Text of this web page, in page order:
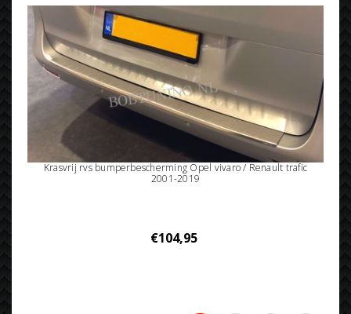
Krasvrij rvs bumperbescherming Opel vivaro / Renault trafic
2001-2019
€104,95